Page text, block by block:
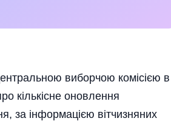
виборчою комісією в
кількісне оновлення
за інформацією вітчизняних